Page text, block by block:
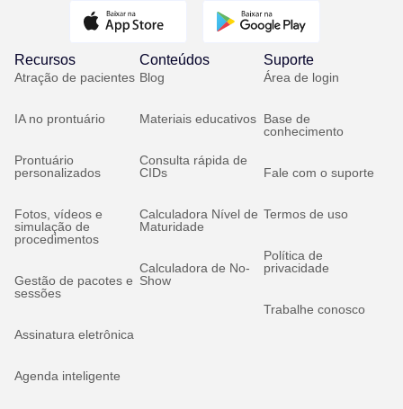
Recursos
Atração de pacientes
IA no prontuário
Prontuário
personalizados
Fotos, vídeos e
simulação de
procedimentos
Gestão de pacotes e
sessões
Assinatura eletrônica
Agenda inteligente
Conteúdos
Blog
Materiais educativos
Consulta rápida de
CIDs
Calculadora Nível de
Maturidade
Calculadora de No-
Show
Suporte
Área de login
Base de
conhecimento
Fale com o suporte
Termos de uso
Política de
privacidade
Trabalhe conosco